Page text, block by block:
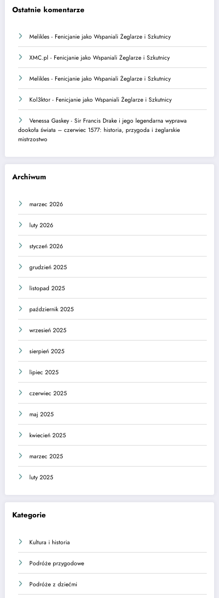
Ostatnie komentarze
Melikles - Fenicjanie jako Wspaniali Żeglarze i Szkutnicy
XMC.pl - Fenicjanie jako Wspaniali Żeglarze i Szkutnicy
Melikles - Fenicjanie jako Wspaniali Żeglarze i Szkutnicy
Kol3ktor - Fenicjanie jako Wspaniali Żeglarze i Szkutnicy
Venessa Gaskey - Sir Francis Drake i jego legendarna wyprawa
dookoła świata – czerwiec 1577: historia, przygoda i żeglarskie
mistrzostwo
Archiwum
marzec 2026
luty 2026
styczeń 2026
grudzień 2025
listopad 2025
październik 2025
wrzesień 2025
sierpień 2025
lipiec 2025
czerwiec 2025
maj 2025
kwiecień 2025
marzec 2025
luty 2025
Kategorie
Kultura i historia
Podróże przygodowe
Podróże z dziećmi